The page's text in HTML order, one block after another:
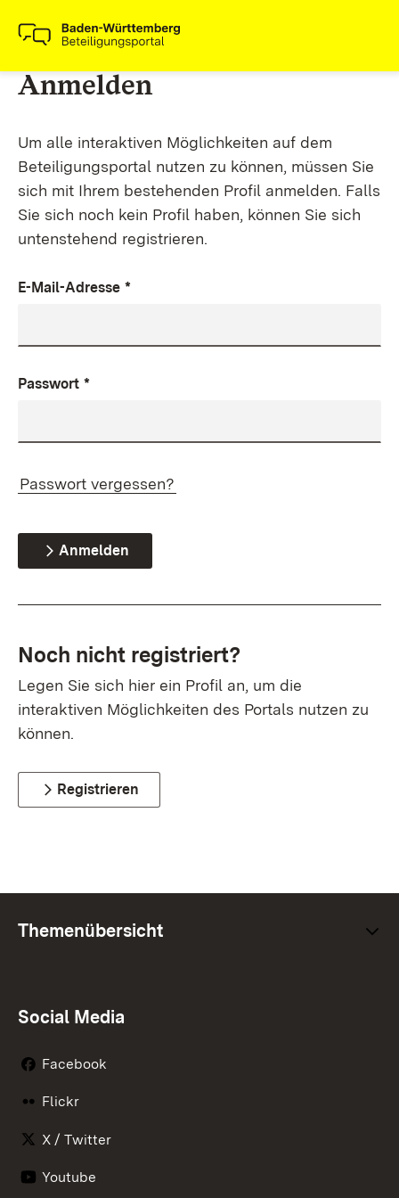
Anmelden
Um alle interaktiven Möglichkeiten auf dem
Beteiligungsportal nutzen zu können, müssen Sie
sich mit Ihrem bestehenden Profil anmelden. Falls
Sie sich noch kein Profil haben, können Sie sich
untenstehend registrieren.
E-Mail-Adresse *
Passwort *
Passwort vergessen?
Anmelden
Noch nicht registriert?
Legen Sie sich hier ein Profil an, um die
interaktiven Möglichkeiten des Portals nutzen zu
können.
Registrieren
Themenübersicht
Social Media
Facebook
Flickr
X / Twitter
Youtube